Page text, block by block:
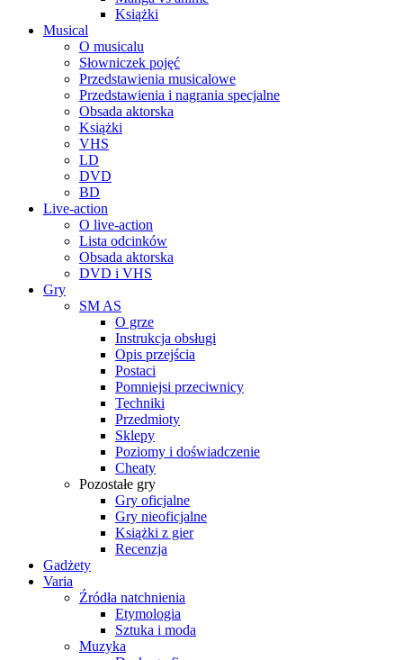
Książki
Musical
O musicalu
Słowniczek pojęć
Przedstawienia musicalowe
Przedstawienia i nagrania specjalne
Obsada aktorska
Książki
VHS
LD
DVD
BD
Live-action
O live-action
Lista odcinków
Obsada aktorska
DVD i VHS
Gry
SM AS
O grze
Instrukcja obsługi
Opis przejścia
Postaci
Pomniejsi przeciwnicy
Techniki
Przedmioty
Sklepy
Poziomy i doświadczenie
Cheaty
Pozostałe gry
Gry oficjalne
Gry nieoficjalne
Książki z gier
Recenzja
Gadżety
Varia
Źródła natchnienia
Etymologia
Sztuka i moda
Muzyka